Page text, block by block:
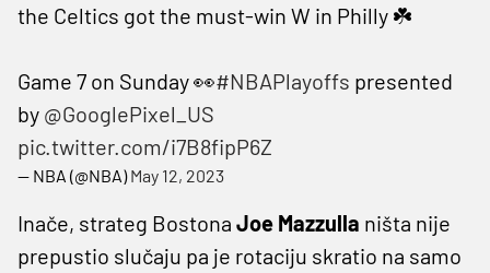
the Celtics got the must-win W in Philly ☘️
Game 7 on Sunday 👀#NBAPlayoffs presented
by @GooglePixel_US
pic.twitter.com/i7B8fipP6Z
— NBA (@NBA)May 12, 2023
Inače, strateg Bostona Joe Mazzulla ništa nije
prepustio slučaju pa je rotaciju skratio na samo